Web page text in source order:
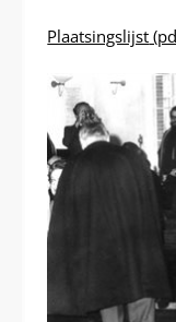
Plaatsingslijst